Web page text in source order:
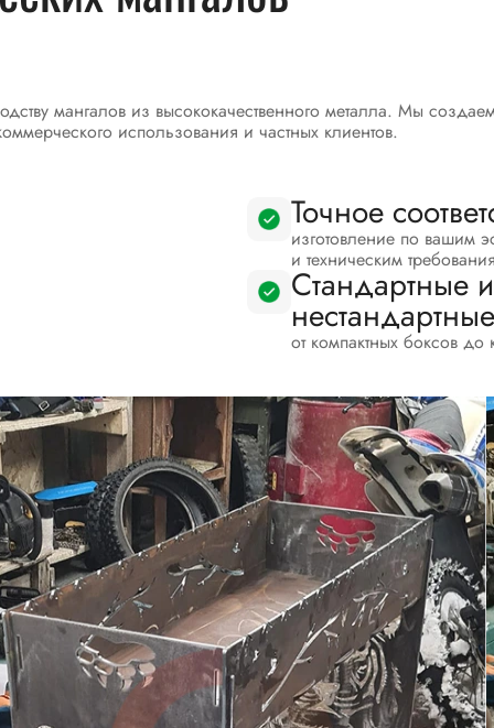
мангалов из высококачественного металла. Мы
использования и частных клиентов.
Точное
изготовление по вашим
и техническим
Стандартные и
от компактных боксов до